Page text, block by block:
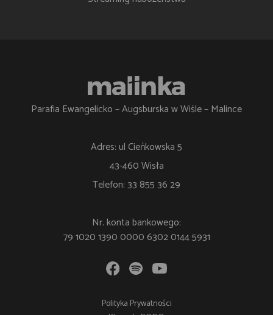
Parafia Ewangelicko – Augsburska w Wiśle – Malince
Adres: ul Cieńkowska 5
43-460 Wisła
Telefon: 33 855 36 29
Nr. konta bankowego:
79 1020 1390 0000 6302 0144 5931
Polityka Prywatności